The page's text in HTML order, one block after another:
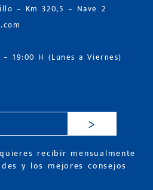
– Km 320,5 – Nave 2
19:00 H (Lunes a Viernes)
>
recibir mensualmente
y los mejores consejos